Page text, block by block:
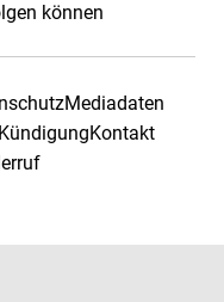
können
Mediadaten
KündigungKontakt